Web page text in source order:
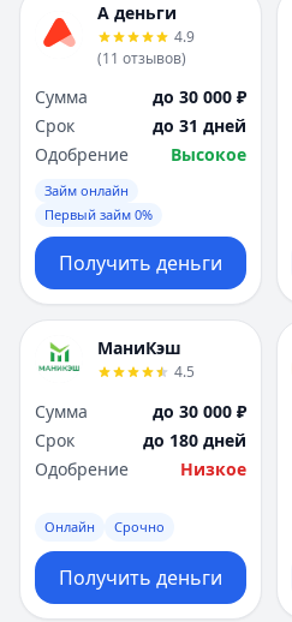
А деньги
4.9
(11 отзывов)
Сумма
до 30 000 ₽
Срок
до 31 дней
Одобрение
Высокое
Займ онлайн
Первый займ 0%
Получить деньги
МаниКэш
4.5
Сумма
до 30 000 ₽
Срок
до 180 дней
Одобрение
Низкое
Онлайн Срочно
Получить деньги